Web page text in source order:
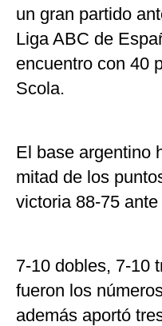
un gran partido
Liga ABC de
encuentro con 40
Scola.
El base argentino
mitad de los
victoria 88-75
7-10 dobles, 7-10
fueron los
además aportó